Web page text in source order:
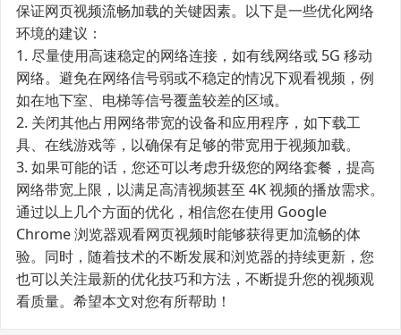
保证网页视频流畅加载的关键因素。以下是一些优化网络
环境的建议：
1. 尽量使用高速稳定的网络连接，如有线网络或 5G 移动
网络。避免在网络信号弱或不稳定的情况下观看视频，例
如在地下室、电梯等信号覆盖较差的区域。
2. 关闭其他占用网络带宽的设备和应用程序，如下载工
具、在线游戏等，以确保有足够的带宽用于视频加载。
3. 如果可能的话，您还可以考虑升级您的网络套餐，提高
网络带宽上限，以满足高清视频甚至 4K 视频的播放需求。
通过以上几个方面的优化，相信您在使用 Google
Chrome 浏览器观看网页视频时能够获得更加流畅的体
验。同时，随着技术的不断发展和浏览器的持续更新，您
也可以关注最新的优化技巧和方法，不断提升您的视频观
看质量。希望本文对您有所帮助！